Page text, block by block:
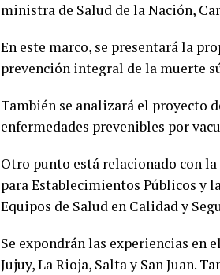
ministra de Salud de la Nación,
En este marco, se presentará la
prevención integral de la muerte
También se analizará el proyecto
enfermedades prevenibles por
Otro punto está relacionado con
para Establecimientos Públicos y
Equipos de Salud en Calidad y
Se expondrán las experiencias en
Jujuy, La Rioja, Salta y San Juan.